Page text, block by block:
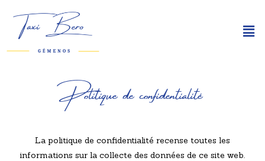
Politique de confidentialité
La politique de confidentialité recense toutes les
informations sur la collecte des données de ce site web.